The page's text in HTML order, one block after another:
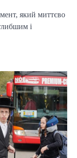
який миттєво
і